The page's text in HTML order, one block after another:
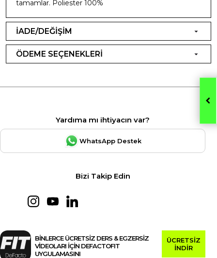
tamamlar. Poliester 100%
İADE/DEĞİŞİM
ÖDEME SEÇENEKLERİ
Yardıma mı ihtiyacın var?
WhatsApp Destek
Bizi Takip Edin
BİNLERCE ÜCRETSİZ DERS & EGZERSİZ
VİDEOLARI İÇİN DEFACTOFIT
UYGULAMASINI
ÜCRETSİZ
İNDİR